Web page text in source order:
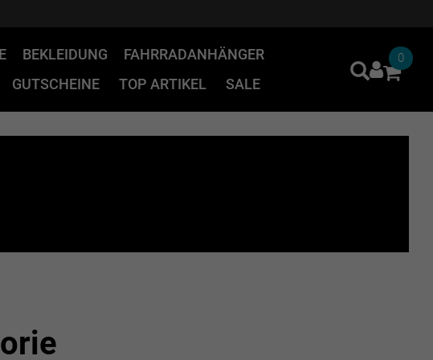
BEKLEIDUNG
FAHRRADANHÄNGER
GUTSCHEINE TOP ARTIKEL SALE
0